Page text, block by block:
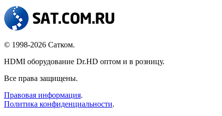
© 1998-2026 Сатком.
HDMI оборудование Dr.HD оптом и в розницу.
Все права защищены.
Правовая информация.
Политика конфиденциальности.